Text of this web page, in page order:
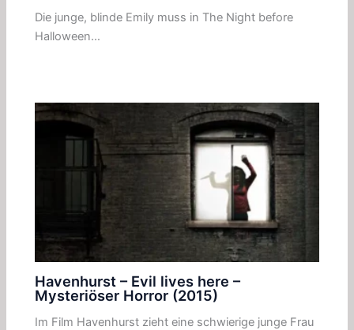
Die junge, blinde Emily muss in The Night before
Halloween…
Havenhurst – Evil lives here –
Mysteriöser Horror (2015)
Im Film Havenhurst zieht eine schwierige junge Frau